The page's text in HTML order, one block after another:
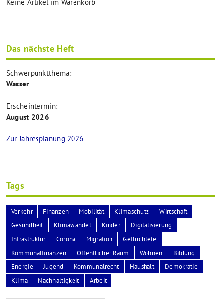
Keine Artikel im Warenkorb
Das nächste Heft
Schwerpunktthema:
Wasser
Erscheintermin:
August 2026
Zur Jahresplanung 2026
Tags
Verkehr Finanzen Mobilität Klimaschutz
Wirtschaft
Gesundheit
Klimawandel Kinder
Digitalisierung
Infrastruktur
Corona Migration
Geflüchtete
Kommunalfinanzen
Öffentlicher Raum Wohnen
Bildung
Energie
Jugend Kommunalrecht Haushalt
Demokratie
Klima
Nachhaltigkeit Arbeit